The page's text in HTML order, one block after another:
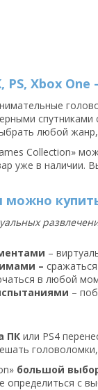
Xbox
любой
Collection»
уже в наличии.
можно
–
–
в любой
–
ПК или PS4
большой
определиться с